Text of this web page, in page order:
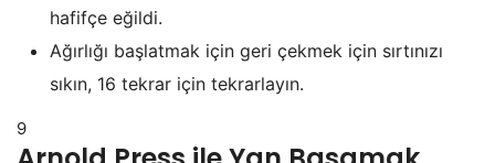
hafifçe eğildi.
Ağırlığı başlatmak için geri çekmek için sırtınızı
sıkın, 16 tekrar için tekrarlayın.
9